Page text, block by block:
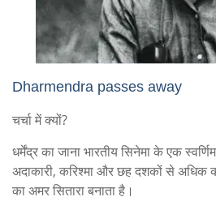
Dharmendra passes away
चर्चा में क्यों?
धर्मेंद्र का जाना भारतीय सिनेमा के एक
अदाकारी, करिश्मा और छह दशकों से अधिक
का अमर सितारा बनाता है।